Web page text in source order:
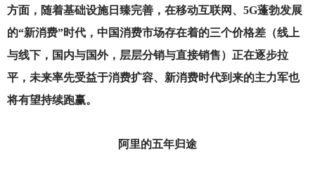
方面，随着基础设施日臻完善，在移动互联网、5G蓬勃发展
的“新消费”时代，中国消费市场存在着的三个价格差（线上
与线下，国内与国外，层层分销与直接销售）正在逐步拉
平，未来率先受益于消费扩容、新消费时代到来的主力军也
将有望持续跑赢。
阿里的五年归途